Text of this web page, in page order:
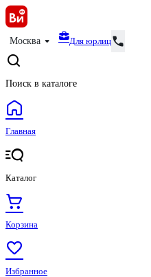
Москва Для юрлиц
Поиск в каталоге
Главная
Каталог
Корзина
Избранное